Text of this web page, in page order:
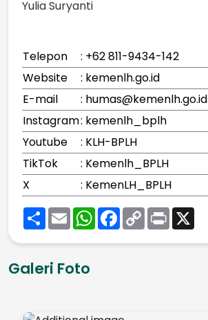
Yulia Suryanti
Telepon
: +62 811-9434-142
Website
: kemenlh.go.id
E-mail
: humas@kemenlh.go.id
Instagram: kemenlh_bplh
Youtube
: KLH-BPLH
TikTok
: Kemenlh_BPLH
X
: KemenLH_BPLH
ShareEmailWhatsApp
Facebook
Copy
Link
Print
Galeri Foto